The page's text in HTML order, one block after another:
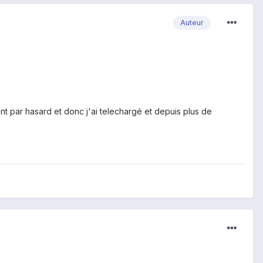
Auteur
par hasard et donc j'ai telechargé et depuis plus de